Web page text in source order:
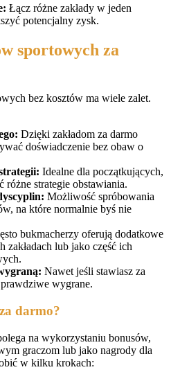
Łącz różne zakłady w jeden
potencjalny zysk.
sportowych za
bez kosztów ma wiele zalet.
Dzięki zakładom za darmo
doświadczenie bez obaw o
Idealne dla początkujących,
różne strategie obstawiania.
Możliwość spróbowania
na które normalnie byś nie
bukmacherzy oferują dodatkowe
zakładach lub jako część ich
Nawet jeśli stawiasz za
wygrane.
darmo?
na wykorzystaniu bonusów,
graczom lub jako nagrody dla
w kilku krokach: